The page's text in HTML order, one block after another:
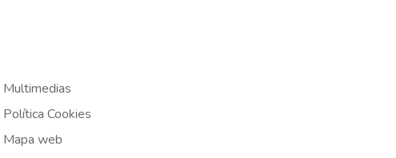
Multimedias
Política Cookies
Mapa web